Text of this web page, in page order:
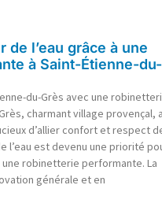
de l’eau grâce à une
à Saint-Étienne-du-
du-Grès avec une
charmant village provençal,
d’allier confort et respect
l’eau est devenu une priorité
robinetterie performante. La
générale et en